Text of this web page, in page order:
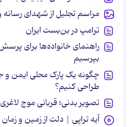
مراسم تجلیل از شهدای رسانه
ترامپ در بن‌بست ایران
راهنمای خانواده‌ها برای
بپرسیم
چگونه یک پارک محلی ایمن و
طراحی کنیم؟
تصویر بدنی؛ قربانی موج لاغری
آیه تراپی | دلت از زمین و